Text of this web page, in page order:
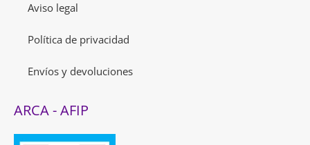
Aviso legal
Política de privacidad
Envíos y devoluciones
ARCA - AFIP